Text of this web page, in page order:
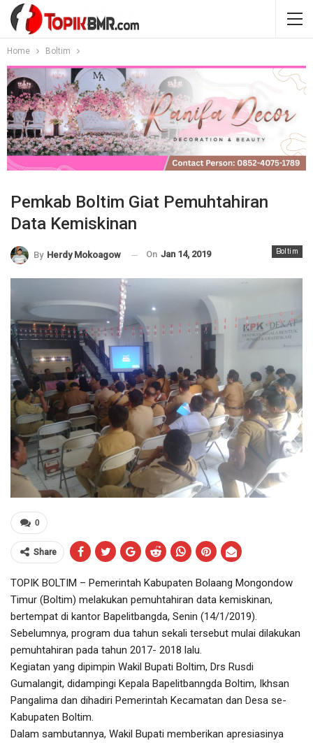
Home Boltim
Pemkab Boltim Giat Pemuhtahiran
Data Kemiskinan
Boltim
By Herdy Mokoagow On Jan 14, 2019
0
Share
TOPIK BOLTIM – Pemerintah Kabupaten Bolaang Mongondow
Timur (Boltim) melakukan pemuhtahiran data kemiskinan,
bertempat di kantor Bapelitbangda, Senin (14/1/2019).
Sebelumnya, program dua tahun sekali tersebut mulai dilakukan
pemuhtahiran pada tahun 2017- 2018 lalu.
Kegiatan yang dipimpin Wakil Bupati Boltim, Drs Rusdi
Gumalangit, didampingi Kepala Bapelitbanngda Boltim, Ikhsan
Pangalima dan dihadiri Pemerintah Kecamatan dan Desa se-
Kabupaten Boltim.
Dalam sambutannya, Wakil Bupati memberikan apresiasinya